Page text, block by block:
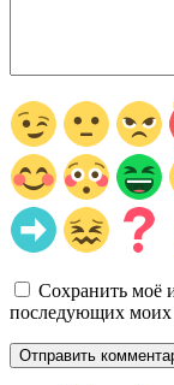
Сохранить моё
последующих моих